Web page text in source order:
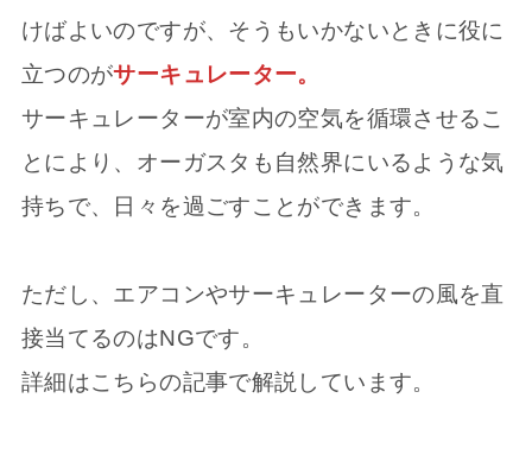
けばよいのですが、そうもいかないときに役に
立つのがサーキュレーター。
サーキュレーターが室内の空気を循環させるこ
とにより、オーガスタも自然界にいるような気
持ちで、日々を過ごすことができます。
ただし、エアコンやサーキュレーターの風を直
接当てるのはNGです。
詳細はこちらの記事で解説しています。